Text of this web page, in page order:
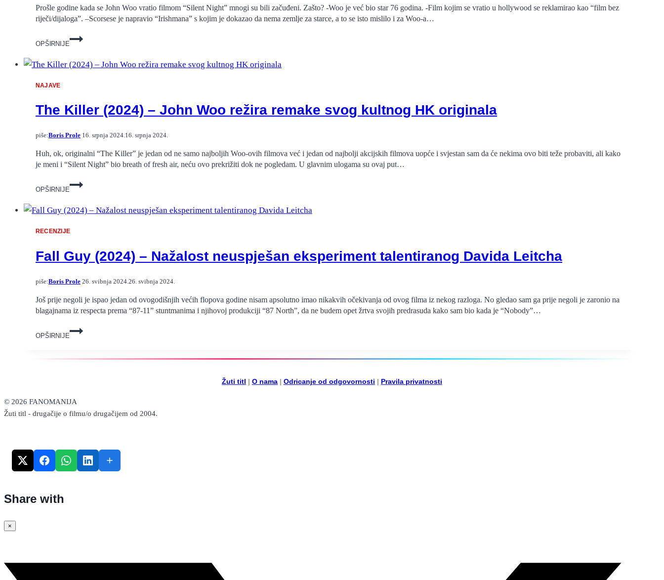
Prošle godine kada se John Woo vratio filmom “Silent Night” mnogi su bili začuđeni. Zašto? -Woo je već bio star 76 godina. -Film kojim se vratio u hollywood se reklamirao kao “film bez
riječi/dijaloga”. –Scorsese je napravio “Irishmana” s kojim je dokazao da nema zemlje za starce, a to se isto mislilo i za Woo-a…
OPŠIRNIJE
The
Killer
–
it!
NAJAVE
The Killer (2024) – John Woo režira remake svog kultnog HK originala
piše:Boris Prole 16. srpnja 2024.16. srpnja 2024.
Huh, ok, originalni “The Killer” je jedan od ne samo najboljih Woo-ovih filmova već i jedan od najbolji akcijskih filmova uopće i svjestan sam da će nekima ovo biti teže probaviti, ali kako
je meni i “Silent Night” bio breath of fresh air, neću ovo prekrižiti dok ne pogledam. U glavnim ulogama su ovaj put…
OPŠIRNIJE
The
Killer
–
Woo
remake
HK
originala
RECENZIJE
Fall Guy (2024) – Nažalost neuspješan eksperiment talentiranog Davida Leitcha
piše:Boris Prole 26. svibnja 2024. 26. svibnja 2024.
Još prije negoli je ispao jedan od ovogodišnjih većih flopova godine nisam apsolutno imao nikakvih očekivanja od ovog filma iz nekog razloga. No gledao sam ga prije negoli je zaronio na
blagajnama iz respecta prema “87-11” stuntmanima i njihovoj produkciji “87 North”, da ne budem opet žrtva svojih predrasuda kako sam bio kada je “Nobody”…
OPŠIRNIJE
Fall
Guy
–
talentiranog
Davida
Žuti titl | O nama | Odricanje od odgovornosti | Pravila privatnosti
© 2026 FANOMANIJA
Žuti titl - drugačije o filmu/o drugačijem od 2004.
Share with
×